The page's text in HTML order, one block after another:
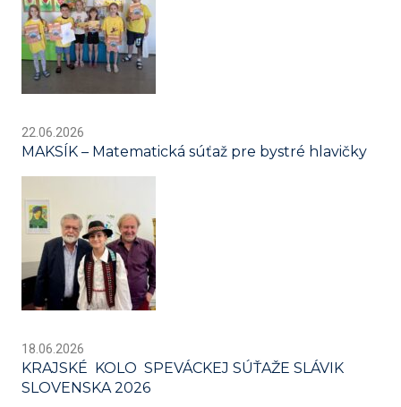
22.06.2026
MAKSÍK – Matematická súťaž pre bystré hlavičky
18.06.2026
KRAJSKÉ KOLO SPEVÁCKEJ SÚŤAŽE SLÁVIK
SLOVENSKA 2026